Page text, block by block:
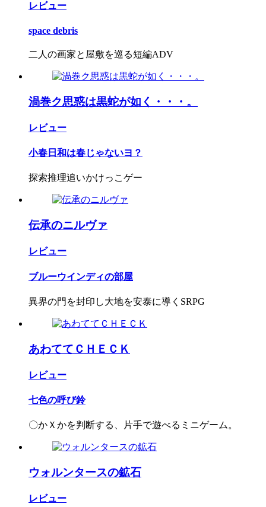
レビュー
space debris
二人の画家と屋敷を巡る短編ADV
渦巻ク思惑は黒蛇が如く・・・。
レビュー
小春日和は春じゃないヨ？
探索推理追いかけっこゲー
伝承のニルヴァ
レビュー
ブルーウインディの部屋
異界の門を封印し大地を安泰に導くSRPG
あわててＣＨＥＣＫ
レビュー
七色の呼び鈴
〇かＸかを判断する、片手で遊べるミニゲーム。
ウォルンタースの鉱石
レビュー